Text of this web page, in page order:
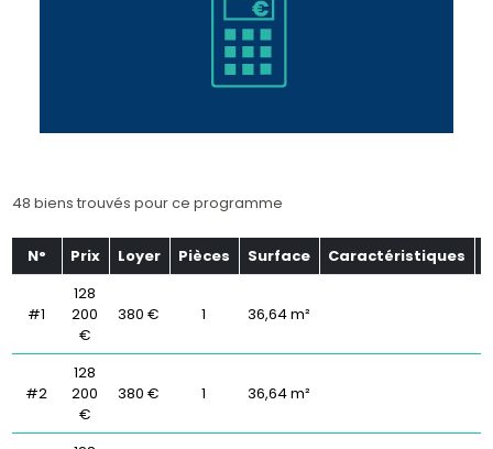
48 biens trouvés pour ce programme
N° Prix Loyer Pièces Surface Caractéristiques
#1
128
200
€
380 € 1 36,64 m²
#2
128
200
€
380 € 1 36,64 m²